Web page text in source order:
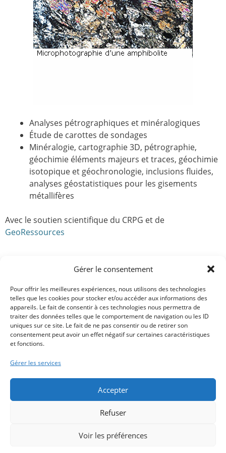
Gérer le consentement
Pour offrir les meilleures expériences, nous utilisons des technologies
telles que les cookies pour stocker et/ou accéder aux informations des
appareils. Le fait de consentir à ces technologies nous permettra de
traiter des données telles que le comportement de navigation ou les ID
uniques sur ce site. Le fait de ne pas consentir ou de retirer son
consentement peut avoir un effet négatif sur certaines caractéristiques
et fonctions.
Gérer les services
Accepter
Refuser
Voir les préférences
Analyses pétrographiques et minéralogiques
Étude de carottes de sondages
Minéralogie, cartographie 3D, pétrographie,
géochimie éléments majeurs et traces, géochimie
isotopique et géochronologie, inclusions fluides,
analyses géostatistiques pour les gisements
métallifères
Avec le soutien scientifique du CRPG et de
GeoRessources
Université de Lorraine - A.S.G.A. © 2026 -
Déclaration d'accessibilité